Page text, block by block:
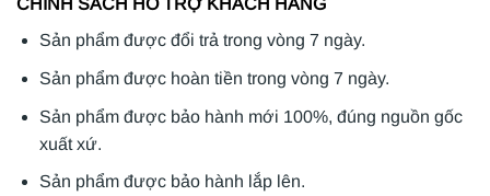
CHÍNH SÁCH HỖ TRỢ KHÁCH HÀNG
Sản phẩm được đổi trả trong vòng 7 ngày.
Sản phẩm được hoàn tiền trong vòng 7 ngày.
Sản phẩm được bảo hành mới 100%, đúng nguồn gốc
xuất xứ.
Sản phẩm được bảo hành lắp lên.